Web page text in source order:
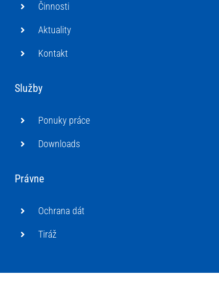
Činnosti
Aktuality
Kontakt
Služby
Ponuky práce
Downloads
Právne
Ochrana dát
Tiráž